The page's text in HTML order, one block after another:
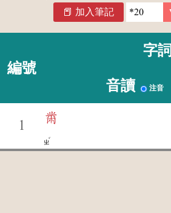
加入筆記
編號
字詞
音讀 注音
1
黹
ㄓ
ˇ